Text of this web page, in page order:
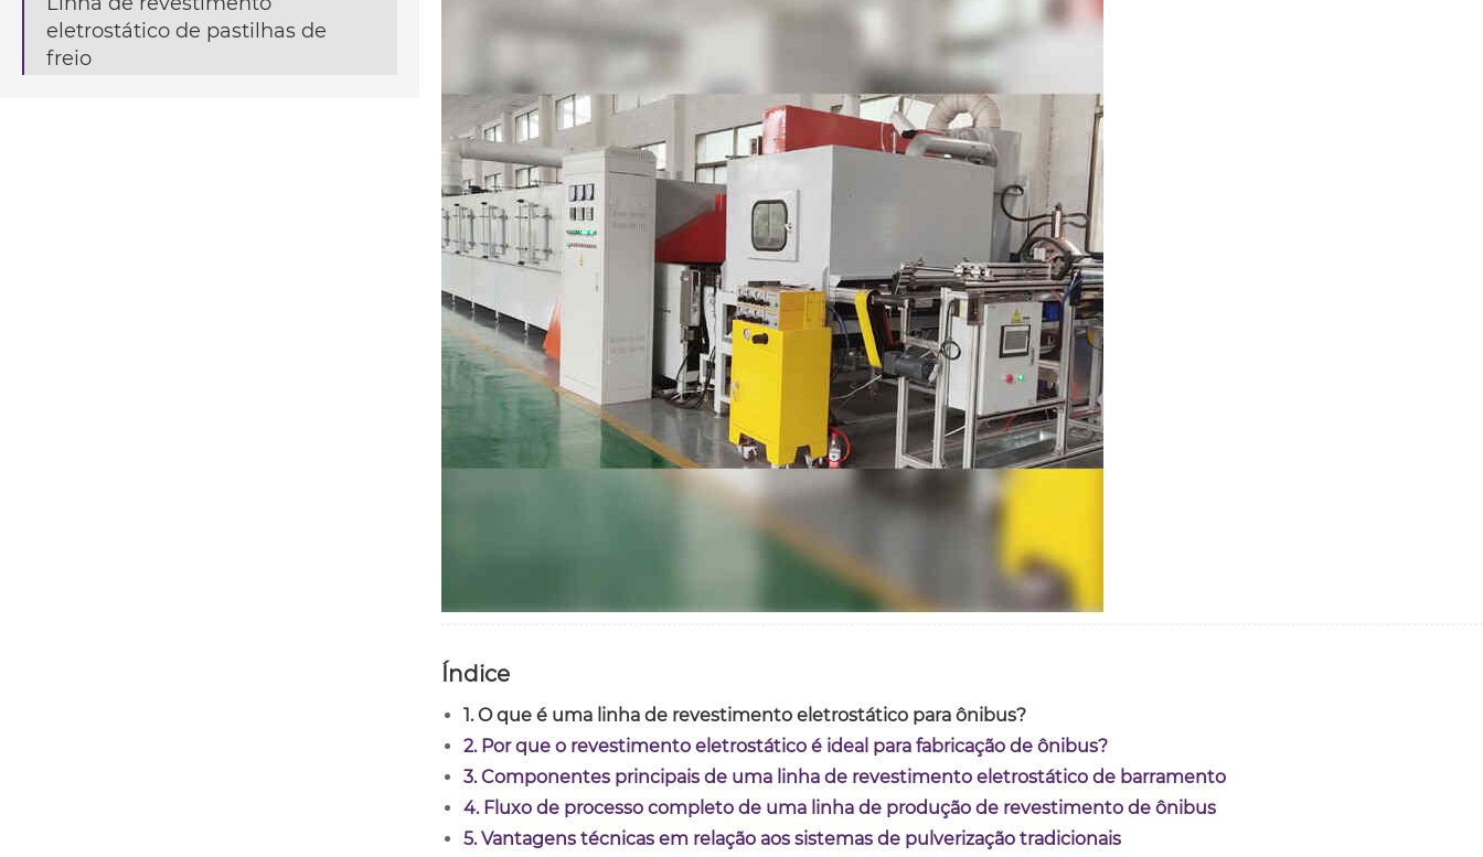
eletrostático de pastilhas de
freio
Índice
1. O que é uma linha de revestimento eletrostático para ônibus?
2. Por que o revestimento eletrostático é ideal para fabricação de ônibus?
3. Componentes principais de uma linha de revestimento eletrostático de barramento
4. Fluxo de processo completo de uma linha de produção de revestimento de ônibus
5. Vantagens técnicas em relação aos sistemas de pulverização tradicionais